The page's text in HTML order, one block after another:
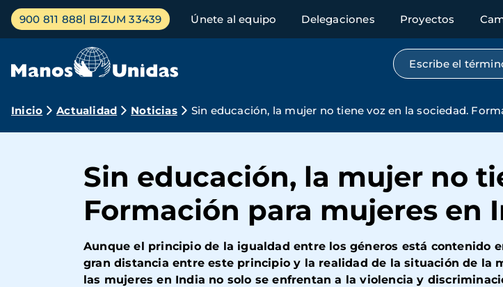
Pasar
contenido
Menú
principal
900 811 888 BIZUM 33439 Únete al equipo Delegaciones Proyectos
Búsqueda por
Ruta
navegación
Inicio Actualidad Noticias Sin educación, la mujer no tiene voz en la sociedad.
Sin educación, la mujer no
Formación para mujeres en
Aunque el principio de la igualdad entre los géneros está contenido
gran distancia entre este principio y la realidad de la situación de la
las mujeres en India no solo se enfrentan a la violencia y